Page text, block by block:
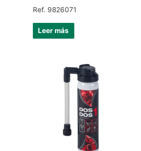
Ref. 9826071
Leer más